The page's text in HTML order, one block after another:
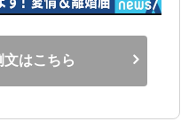
はこちら